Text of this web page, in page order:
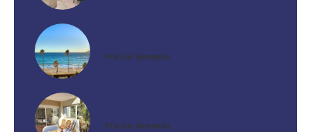
Prix sur demande
Prix sur demande